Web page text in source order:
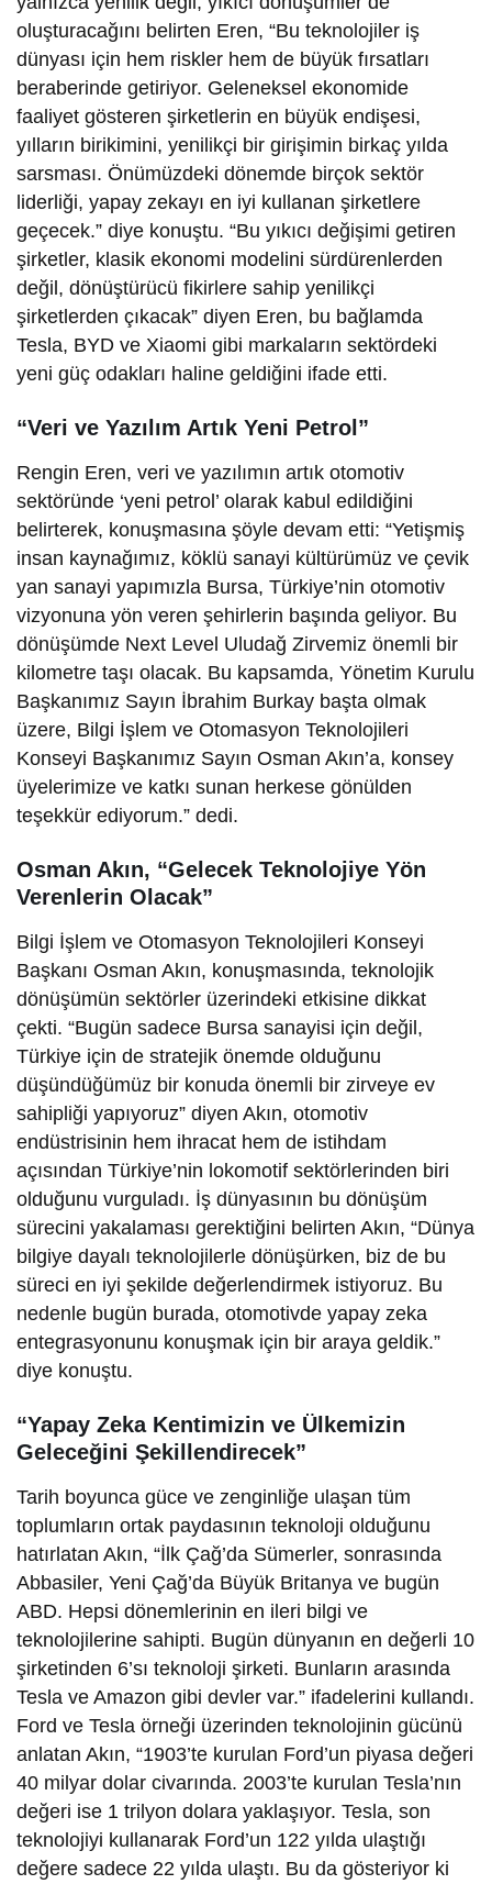
oluşturacağını belirten Eren, “Bu teknolojiler iş
dünyası için hem riskler hem de büyük fırsatları
beraberinde getiriyor. Geleneksel ekonomide
faaliyet gösteren şirketlerin en büyük endişesi,
yılların birikimini, yenilikçi bir girişimin birkaç yılda
sarsması. Önümüzdeki dönemde birçok sektör
liderliği, yapay zekayı en iyi kullanan şirketlere
geçecek.” diye konuştu. “Bu yıkıcı değişimi getiren
şirketler, klasik ekonomi modelini sürdürenlerden
değil, dönüştürücü fikirlere sahip yenilikçi
şirketlerden çıkacak” diyen Eren, bu bağlamda
Tesla, BYD ve Xiaomi gibi markaların sektördeki
yeni güç odakları haline geldiğini ifade etti.
“Veri ve Yazılım Artık Yeni Petrol”
Rengin Eren, veri ve yazılımın artık otomotiv
sektöründe ‘yeni petrol’ olarak kabul edildiğini
belirterek, konuşmasına şöyle devam etti: “Yetişmiş
insan kaynağımız, köklü sanayi kültürümüz ve çevik
yan sanayi yapımızla Bursa, Türkiye’nin otomotiv
vizyonuna yön veren şehirlerin başında geliyor. Bu
dönüşümde Next Level Uludağ Zirvemiz önemli bir
kilometre taşı olacak. Bu kapsamda, Yönetim Kurulu
Başkanımız Sayın İbrahim Burkay başta olmak
üzere, Bilgi İşlem ve Otomasyon Teknolojileri
Konseyi Başkanımız Sayın Osman Akın’a, konsey
üyelerimize ve katkı sunan herkese gönülden
teşekkür ediyorum.” dedi.
Osman Akın, “Gelecek Teknolojiye Yön
Verenlerin Olacak”
Bilgi İşlem ve Otomasyon Teknolojileri Konseyi
Başkanı Osman Akın, konuşmasında, teknolojik
dönüşümün sektörler üzerindeki etkisine dikkat
çekti. “Bugün sadece Bursa sanayisi için değil,
Türkiye için de stratejik önemde olduğunu
düşündüğümüz bir konuda önemli bir zirveye ev
sahipliği yapıyoruz” diyen Akın, otomotiv
endüstrisinin hem ihracat hem de istihdam
açısından Türkiye’nin lokomotif sektörlerinden biri
olduğunu vurguladı. İş dünyasının bu dönüşüm
sürecini yakalaması gerektiğini belirten Akın, “Dünya
bilgiye dayalı teknolojilerle dönüşürken, biz de bu
süreci en iyi şekilde değerlendirmek istiyoruz. Bu
nedenle bugün burada, otomotivde yapay zeka
entegrasyonunu konuşmak için bir araya geldik.”
diye konuştu.
“Yapay Zeka Kentimizin ve Ülkemizin
Geleceğini Şekillendirecek”
Tarih boyunca güce ve zenginliğe ulaşan tüm
toplumların ortak paydasının teknoloji olduğunu
hatırlatan Akın, “İlk Çağ’da Sümerler, sonrasında
Abbasiler, Yeni Çağ’da Büyük Britanya ve bugün
ABD. Hepsi dönemlerinin en ileri bilgi ve
teknolojilerine sahipti. Bugün dünyanın en değerli 10
şirketinden 6’sı teknoloji şirketi. Bunların arasında
Tesla ve Amazon gibi devler var.” ifadelerini kullandı.
Ford ve Tesla örneği üzerinden teknolojinin gücünü
anlatan Akın, “1903’te kurulan Ford’un piyasa değeri
40 milyar dolar civarında. 2003’te kurulan Tesla’nın
değeri ise 1 trilyon dolara yaklaşıyor. Tesla, son
teknolojiyi kullanarak Ford’un 122 yılda ulaştığı
değere sadece 22 yılda ulaştı. Bu da gösteriyor ki